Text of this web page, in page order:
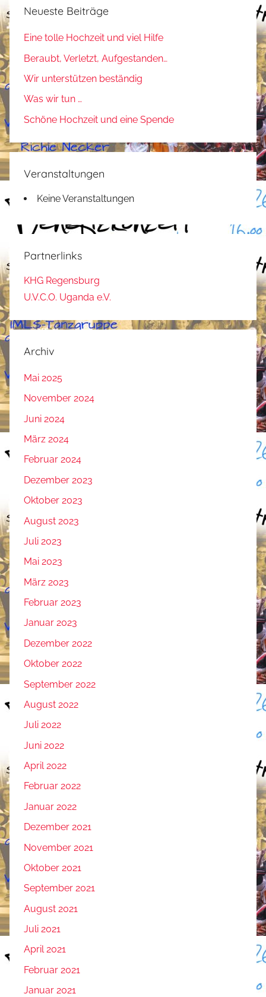
Neueste Beiträge
Eine tolle Hochzeit und viel Hilfe
Beraubt, Verletzt, Aufgestanden…
Wir unterstützen beständig
Was wir tun …
Schöne Hochzeit und eine Spende
Veranstaltungen
Keine Veranstaltungen
Partnerlinks
KHG Regensburg
U.V.C.O. Uganda e.V.
Archiv
Mai 2025
November 2024
Juni 2024
März 2024
Februar 2024
Dezember 2023
Oktober 2023
August 2023
Juli 2023
Mai 2023
März 2023
Februar 2023
Januar 2023
Dezember 2022
Oktober 2022
September 2022
August 2022
Juli 2022
Juni 2022
April 2022
Februar 2022
Januar 2022
Dezember 2021
November 2021
Oktober 2021
September 2021
August 2021
Juli 2021
April 2021
Februar 2021
Januar 2021